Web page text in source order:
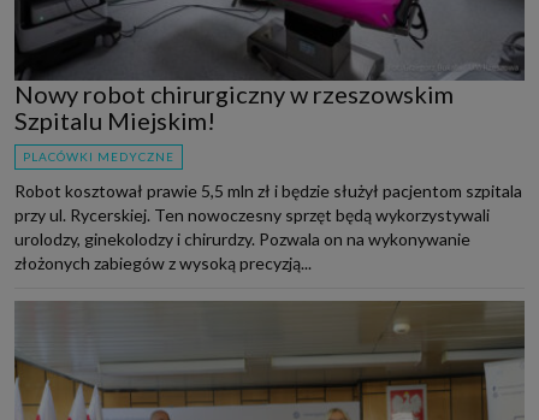
Nowy robot chirurgiczny w rzeszowskim
Szpitalu Miejskim!
PLACÓWKI MEDYCZNE
Robot kosztował prawie 5,5 mln zł i będzie służył pacjentom szpitala
przy ul. Rycerskiej. Ten nowoczesny sprzęt będą wykorzystywali
urolodzy, ginekolodzy i chirurdzy. Pozwala on na wykonywanie
złożonych zabiegów z wysoką precyzją...